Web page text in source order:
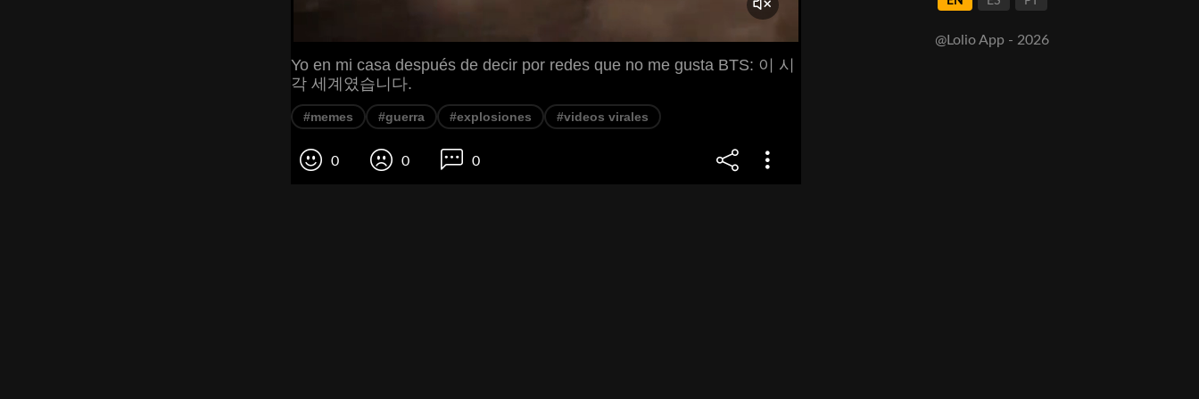
Yo en mi casa después de decir por redes que no me gusta BTS: 이 시
각 세계였습니다.
#memes #guerra #explosiones #videos virales
0 0 0
@Lolio App - 2026